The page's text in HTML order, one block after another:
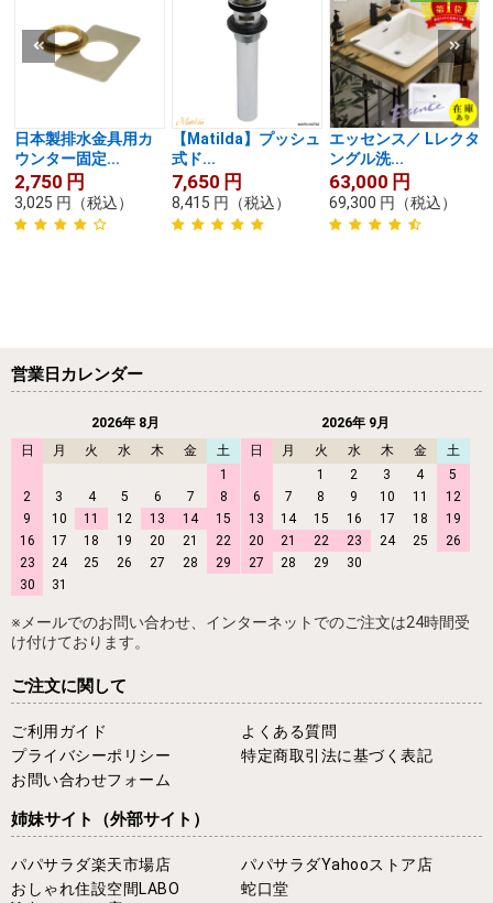
日本製排水金具用カ
ウンター固定...
2,750 円
3,025 円 （税込）
【Matilda】プッシュ
式ド...
7,650 円
8,415 円 （税込）
エッセンス／ Lレクタ
ングル洗...
63,000 円
69,300 円 （税込）
営業日カレンダー
2026年 8月
日
月 火 水 木 金
土
1
2
3 4 5 6 7
8
9
10 11 12 13 14
15
16
17 18 19 20 21
22
23
24 25 26 27 28
29
30
31
2026年 9月
日
月 火 水 木 金
土
1
2 3 4
5
6
7 8 9 10 11
12
13
14 15 16 17 18
19
20
21 22 23 24 25
26
27
28 29 30
※メールでのお問い合わせ、インターネットでのご注文は24時間受
け付けております。
ご注文に関して
ご利用ガイド
よくある質問
プライバシーポリシー
特定商取引法に基づく表記
お問い合わせフォーム
姉妹サイト （外部サイト）
パパサラダ楽天市場店
パパサラダYahooストア店
おしゃれ住設空間LABO
蛇口堂